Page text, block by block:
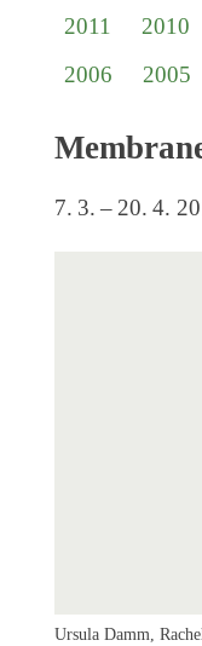
Mitglied werden
Ausstellungen
kommende
2011
2010
2006
2005
7. 3. – 20. 4.
Ursula Damm,